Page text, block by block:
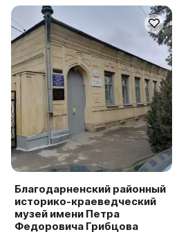
Благодарненский районный
историко-краеведческий
музей имени Петра
Федоровича Грибцова